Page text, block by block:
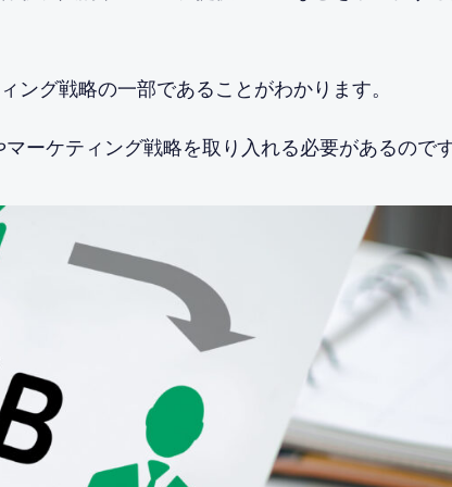
グ戦略の一部であることがわかります。
ーケティング戦略を取り入れる必要があるので